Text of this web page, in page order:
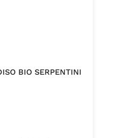
BIO SERPENTINI